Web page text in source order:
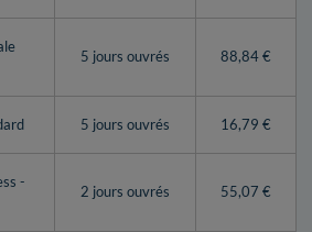
5 jours ouvrés 88,84 €
5 jours ouvrés 16,79 €
-
2 jours ouvrés 55,07 €